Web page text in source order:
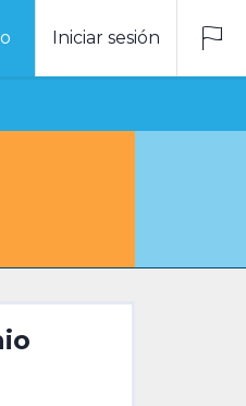
Iniciar sesión